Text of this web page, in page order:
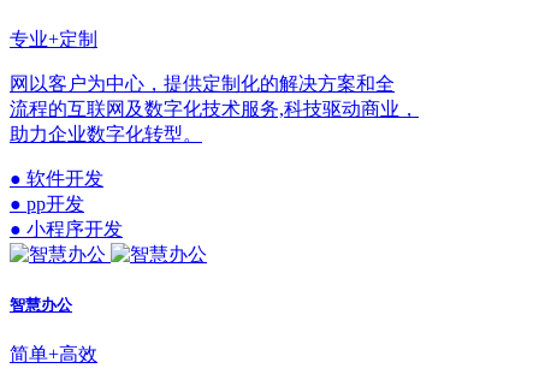
专业+定制
网以客户为中心，提供定制化的解决方案和全
流程的互联网及数字化技术服务,科技驱动商业，
助力企业数字化转型。
● 软件开发
● pp开发
● 小程序开发
智慧办公
简单+高效